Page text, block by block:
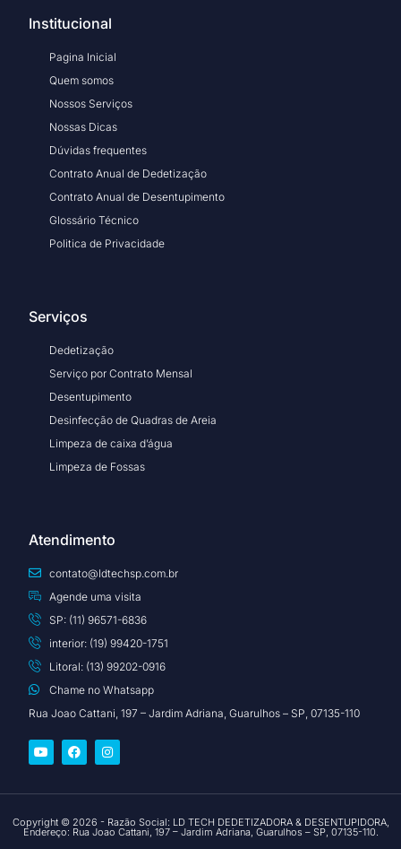
Institucional
Pagina Inicial
Quem somos
Nossos Serviços
Nossas Dicas
Dúvidas frequentes
Contrato Anual de Dedetização
Contrato Anual de Desentupimento
Glossário Técnico
Politica de Privacidade
Serviços
Dedetização
Serviço por Contrato Mensal
Desentupimento
Desinfecção de Quadras de Areia
Limpeza de caixa d’água
Limpeza de Fossas
Atendimento
contato@ldtechsp.com.br
Agende uma visita
SP: (11) 96571-6836
interior: (19) 99420-1751
Litoral: (13) 99202-0916
Chame no Whatsapp
Rua Joao Cattani, 197 – Jardim Adriana, Guarulhos – SP, 07135-110
Copyright © 2026 - Razão Social: LD TECH DEDETIZADORA & DESENTUPIDORA,
Endereço: Rua Joao Cattani, 197 – Jardim Adriana, Guarulhos – SP, 07135-110.